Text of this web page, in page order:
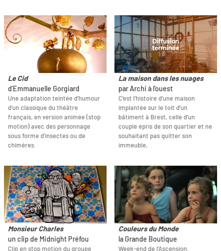
Le Cid
d'Emmanuelle Gorgiard
Une adaptation teintée d’humour
d’un classique du théâtre
français, en version animée (stop
motion) avec des personnage
sous forme d’insectes ou de
chimères.
La maison dans les nuages
par Archi à l'ouest
C’est l’histoire d’une maison
implantée sur le toit d’un
bâtiment à Brest, celle d’un
couple épris de son quartier et ne
souhaitant pas quitter son
immeuble,
Monsieur Charles
un clip de Midnight Préfou
Clip en stop motion du groupe
Couleurs du Monde
la Grande Boutique
Week-end de l'Ascension,